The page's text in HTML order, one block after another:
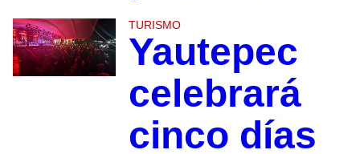
TURISMO
Yautepec
celebrará
cinco días